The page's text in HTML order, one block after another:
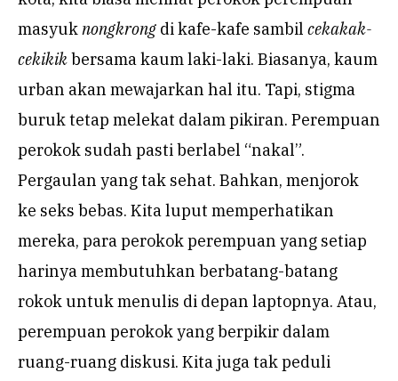
masyuknongkrong di kafe-kafe sambil cekakak-
cekikikbersama kaum laki-laki. Biasanya, kaum
urban akan mewajarkan hal itu. Tapi, stigma
buruk tetap melekat dalam pikiran. Perempuan
perokok sudah pasti berlabel “nakal”.
Pergaulan yang tak sehat. Bahkan, menjorok
ke seks bebas. Kita luput memperhatikan
mereka, para perokok perempuan yang setiap
harinya membutuhkan berbatang-batang
rokok untuk menulis di depan laptopnya. Atau,
perempuan perokok yang berpikir dalam
ruang-ruang diskusi. Kita juga tak peduli